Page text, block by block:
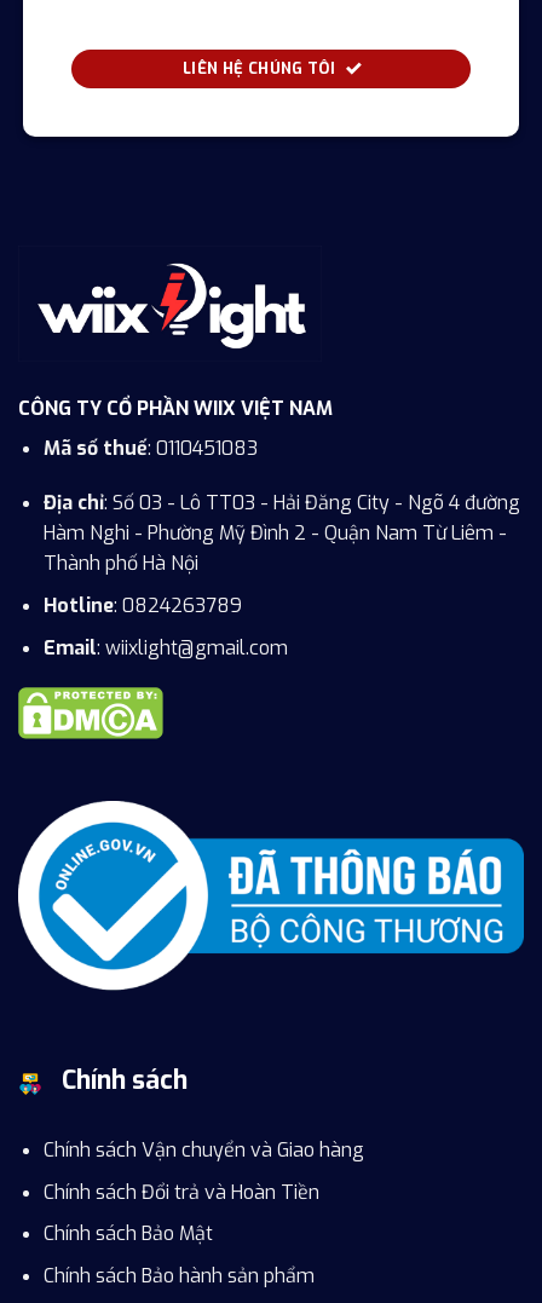
LIÊN HỆ CHÚNG TÔI
CÔNG TY CỔ PHẦN WIIX VIỆT NAM
Mã số thuế: 0110451083
Địa chỉ: Số 03 - Lô TT03 - Hải Đăng City - Ngõ 4 đường
Hàm Nghi - Phường Mỹ Đình 2 - Quận Nam Từ Liêm -
Thành phố Hà Nội
Hotline: 0824263789
Email: wiixlight@gmail.com
Chính sách
Chính sách Vận chuyển và Giao hàng
Chính sách Đổi trả và Hoàn Tiền
Chính sách Bảo Mật
Chính sách Bảo hành sản phẩm